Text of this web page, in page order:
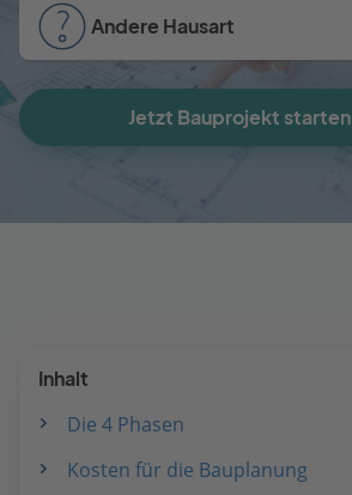
Andere Hausart
Jetzt Bauprojekt starten
Inhalt
Die 4 Phasen
Kosten für die Bauplanung